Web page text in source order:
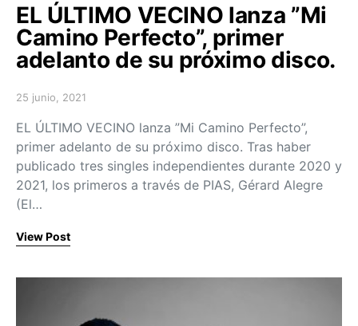
EL ÚLTIMO VECINO lanza ”Mi
Camino Perfecto”, primer
adelanto de su próximo disco.
Posted on
25 junio, 2021
EL ÚLTIMO VECINO lanza ”Mi Camino Perfecto”,
primer adelanto de su próximo disco. Tras haber
publicado tres singles independientes durante 2020 y
2021, los primeros a través de PIAS, Gérard Alegre
(El…
View Post